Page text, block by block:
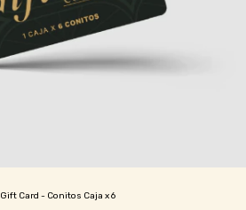
Gift Card - Conitos Caja x 6